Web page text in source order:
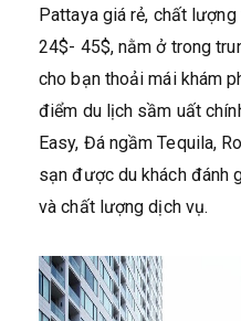
Pattaya giá rẻ, chất
24$- 45$, nằm ở trong
cho bạn thoải mái khám
điểm du lịch sầm uất
Easy, Đá ngầm Tequila,
sạn được du khách đánh
và chất lượng dịch vụ.